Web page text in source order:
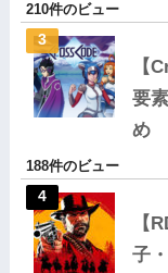
210件のビュー
【
要
め
188件のビュー
【
子